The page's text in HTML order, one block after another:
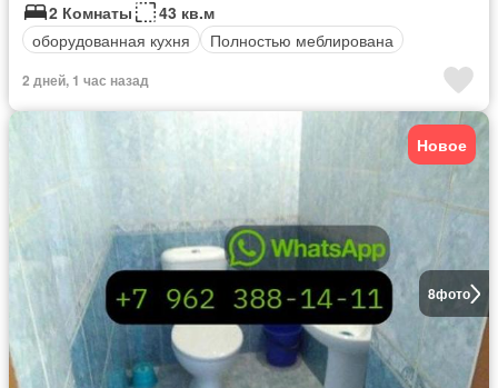
2 Комнаты
43 кв.м
оборудованная кухня
Полностью меблирована
2 дней, 1 час назад
8фото
Новое